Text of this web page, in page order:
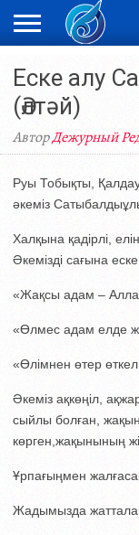
ЖАҢАЛЫҚТАР
НОВОСТИ
ВИДЕО
ОРКЕН
Еске алу
(Әлтәй)
АвторДежурный
Руы Тобықты,
әкеміз
Халқына қадірлі,
Әкемізді сағына
«Жақсы адам –
«Өлмес адам елде
«Өлімнен өтер
Әкеміз ақкөңіл,
сыйлы болған,
көрген,жақынының
Ұрпағыңмен
Жадымызда